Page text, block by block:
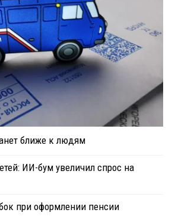
ближе к людям
ИИ-бум увеличил спрос на
при оформлении пенсии